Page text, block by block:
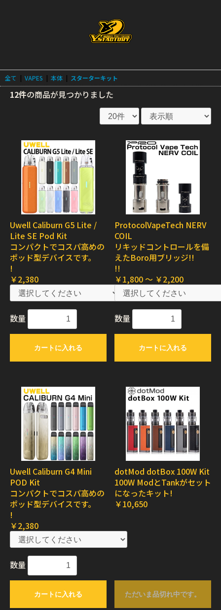
全て | VAPES | 本体 | スターターキット
12件の商品が見つかりました
Uwell Caliburn G5 Lite /
Lite SE Pod Kit
コンパクトでコスパ高めの
ポッド型デバイスです。
!
￥2,380
数量
カートに入れる
ProtocolVapeTech NERV
COIL
リキッドコントロールを備
えたBoro用ブリッジ!!
!!
￥1,800 ～ ￥2,200
数量
カートに入れる
Uwell Caliburn G4 Mini
POD Kit
コンパクトでコスパ高めの
ポッド型デバイスです。
!
￥2,380
数量
カートに入れる
dotMod dotBox 100W Kit
100W ModとTankがセット
になったキット!
￥10,650
ただいま品切れ中です。